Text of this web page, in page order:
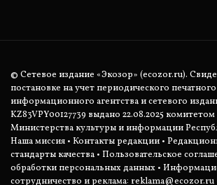
© Сетевое издание «Экозор» (ecozor.ru).
постановке на учет периодического
информационного агентства и сетевого
KZ83VPY00127739 выдано 22.08.2025
Министерства культуры и информации
Наша миссия • Контакты редакции •
стандарты качества • Пользовательское
обработки персональных данных •
сотрудничество и реклама: reklama@ecozor.ru